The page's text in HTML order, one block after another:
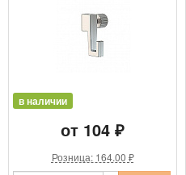
в наличии
от 104 ₽
Розница: 164.00 ₽